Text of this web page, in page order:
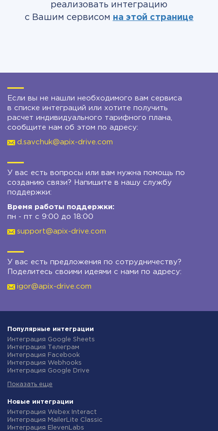
реализовать интеграцию
с Вашим сервисом на этой странице
Если вы не нашли необходимого вам сервиса
в списке интеграций или хотите получить
расчет индивидуального тарифного плана,
сообщите нам об этом по адресу:
d.savchuk@apix-drive.com
У вас есть вопросы или вам нужна помощь по
созданию связи? Напишите в нашу службу
поддержки:
Время работы поддержки:
пн - пт с 9:00 до 18:00
support@apix-drive.com
У вас есть предложения по сотрудничеству?
Поделитесь своими идеями с нами по адресу:
igor@apix-drive.com
Популярные интеграции
Интеграция Google Sheets
Интеграция Телеграм
Интеграция Facebook
Интеграция Webhooks
Интеграция Google Drive
Интеграция Gmail
Интеграция Новая Почта
Интеграция Binotel
Интеграция OpenAI (ChatGPT)
Интеграция Prom
Показать еще
Новые интеграции
Интеграция Webex Interact
Интеграция MailerLite Classic
Интеграция ElevenLabs